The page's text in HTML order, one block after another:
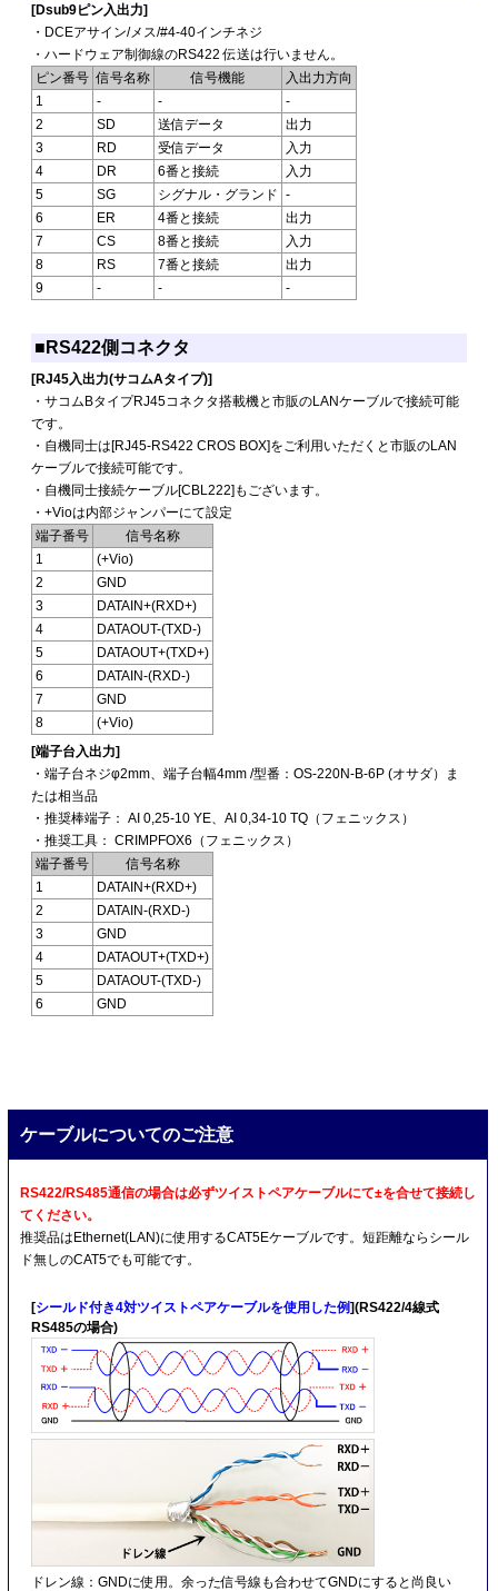
[Dsub9ピン入出力]
・DCEアサイン/メス/#4-40インチネジ
・ハードウェア制御線のRS422 伝送は行いません。
ピン番号 信号名称 信号機能
入出力方向
1
- -
-
2
SD 送信データ
出力
3
RD 受信データ
入力
4
DR 6番と接続
入力
5
SG シグナル・グランド
-
6
ER 4番と接続
出力
7
CS 8番と接続
入力
8
RS 7番と接続
出力
9
- - -
■RS422側コネクタ
[RJ45入出力(サコムAタイプ)]
・サコムBタイプRJ45コネクタ搭載機と市販のLANケーブルで接続可能
です。
・自機同士は[RJ45-RS422 CROS BOX]をご利用いただくと市販のLAN
ケーブルで接続可能です。
・自機同士接続ケーブル[CBL222]もございます。
・+Vioは内部ジャンパーにて設定
端子番号
信号名称
1
(+Vio)
2
GND
3
DATAIN+(RXD+)
4
DATAOUT-(TXD-)
5
DATAOUT+(TXD+)
6
DATAIN-(RXD-)
7
GND
8
(+Vio)
[端子台入出力]
・端子台ネジφ2mm、端子台幅4mm /型番：OS-220N-B-6P (オサダ）ま
たは相当品
・推奨棒端子： AI 0,25-10 YE、AI 0,34-10 TQ（フェニックス）
・推奨工具： CRIMPFOX6（フェニックス）
端子番号
信号名称
1
DATAIN+(RXD+)
2
DATAIN-(RXD-)
3
GND
4
DATAOUT+(TXD+)
5
DATAOUT-(TXD-)
6
GND
ケーブルについてのご注意
RS422/RS485通信の場合は必ずツイストペアケーブルにて±を合せて接続し
てください。
推奨品はEthernet(LAN)に使用するCAT5Eケーブルです。短距離ならシール
ド無しのCAT5でも可能です。
[シールド付き4対ツイストペアケーブルを使用した例](RS422/4線式
RS485の場合)
ドレン線：GNDに使用。余った信号線も合わせてGNDにすると尚良い